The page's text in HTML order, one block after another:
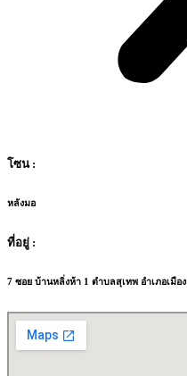
โซน :
หลังมอ
ที่อยู่ :
7 ซอย บ้านหลิ่งห้า 1 ตำบลสุเทพ อำเภอเมือง